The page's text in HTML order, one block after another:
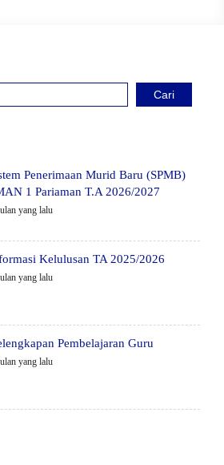
Cari
Penerimaan Murid Baru (SPMB)
1 Pariaman T.A 2026/2027
yang lalu
Kelulusan TA 2025/2026
yang lalu
Pembelajaran Guru
yang lalu